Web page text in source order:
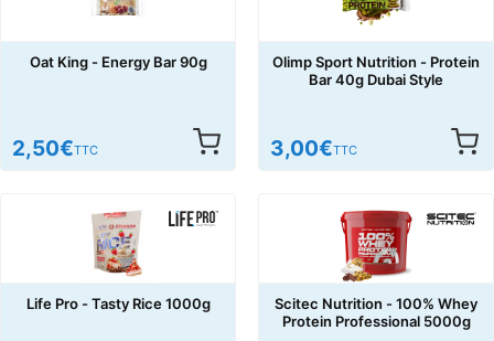
Oat King - Energy Bar 90g
2,50€TTC
Olimp Sport Nutrition - Protein
Bar 40g Dubai Style
3,00€TTC
Life Pro - Tasty Rice 1000g
Scitec Nutrition - 100% Whey
Protein Professional 5000g